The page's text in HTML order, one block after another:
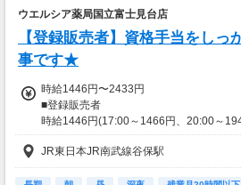
・謝礼金 ：500PT（1P＝1円）＋商品提
◆ コスメのお試しモニター
ュー！
美容好きにぴったりの、楽しみながらでき
仕事です。
・案件数 ：10～20件
・所要時間：10～20分
ウエルシア薬局国立富士見台店
【登録販売者】資格手当をしっ
事です★
時給1446円〜2433円
■登録販売者
時給1446円(17:00～1466円、20:00～
※深夜割増含む
【研修時給】
JR東日本JR南武線谷保駅